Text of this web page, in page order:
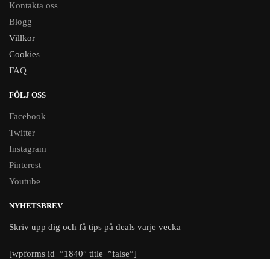
Kontakta oss
Blogg
Villkor
Cookies
FAQ
FÖLJ OSS
Facebook
Twitter
Instagram
Pinterest
Youtube
NYHETSBREV
Skriv upp dig och få tips på deals varje vecka
[wpforms id=”1840″ title=”false”]